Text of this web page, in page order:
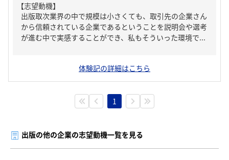
【志望動機】
出版取次業界の中で規模は小さくても、取引先の企業さん
から信頼されている企業であるということを説明会や選考
が進む中で実感することができ、私もそういった環境で...
体験記の詳細はこちら
1
出版の他の企業の志望動機一覧を見る